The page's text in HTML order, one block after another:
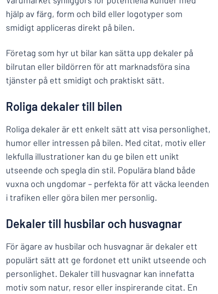
hjälp av färg, form och bild eller logotyper som
smidigt appliceras direkt på bilen.
Företag som hyr ut bilar kan sätta upp dekaler på
bilrutan eller bildörren för att marknadsföra sina
tjänster på ett smidigt och praktiskt sätt.
Roliga dekaler till bilen
Roliga dekaler är ett enkelt sätt att visa personlighet,
humor eller intressen på bilen. Med citat, motiv eller
lekfulla illustrationer kan du ge bilen ett unikt
utseende och spegla din stil. Populära bland både
vuxna och ungdomar – perfekta för att väcka leenden
i trafiken eller göra bilen mer personlig.
Dekaler till husbilar och husvagnar
För ägare av husbilar och husvagnar är dekaler ett
populärt sätt att ge fordonet ett unikt utseende och
personlighet. Dekaler till husvagnar kan innefatta
motiv som natur, resor eller inspirerande citat. En